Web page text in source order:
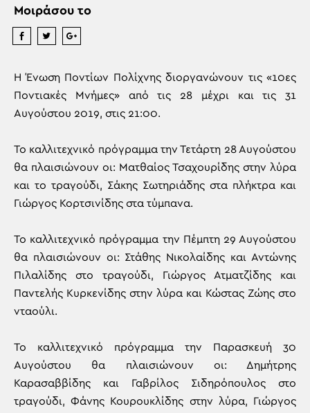
Μοιράσου το
Η Ένωση Ποντίων Πολίχνης διοργανώνουν τις «10ες
Ποντιακές Μνήμες» από τις 28 μέχρι και τις 31
Αυγούστου 2019, στις 21:00.
Το καλλιτεχνικό πρόγραμμα την Τετάρτη 28 Αυγούστου
θα πλαισιώνουν οι: Ματθαίος Τσαχουρίδης στην λύρα
και το τραγούδι, Σάκης Σωτηριάδης στα πλήκτρα και
Γιώργος Κορτσινίδης στα τύμπανα.
Το καλλιτεχνικό πρόγραμμα την Πέμπτη 29 Αυγούστου
θα πλαισιώνουν οι: Στάθης Νικολαίδης και Αντώνης
Πιλαλίδης στο τραγούδι, Γιώργος Ατματζίδης και
Παντελής Κυρκενίδης στην λύρα και Κώστας Ζώης στο
νταούλι.
Το καλλιτεχνικό πρόγραμμα την Παρασκευή 30
Αυγούστου θα πλαισιώνουν οι: Δημήτρης
Καρασαββίδης και Γαβρίλος Σιδηρόπουλος στο
τραγούδι, Φάνης Κουρουκλίδης στην λύρα, Γιώργος